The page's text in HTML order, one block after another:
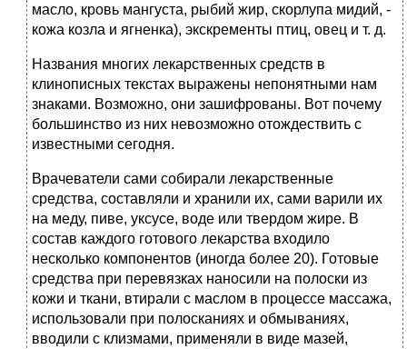
масло, кровь мангуста, рыбий жир, скорлупа мидий, -
кожа козла и ягненка), экскременты птиц, овец и т. д.
Названия многих лекарственных средств в
клинописных текстах выражены непонятными нам
знаками. Возможно, они зашифрованы. Вот почему
большинство из них невозможно отождествить с
известными сегодня.
Врачеватели сами собирали лекарственные
средства, составляли и хранили их, сами варили их
на меду, пиве, уксусе, воде или твердом жире. В
состав каждого готового лекарства входило
несколько компонентов (иногда более 20). Готовые
средства при перевязках наносили на полоски из
кожи и ткани, втирали с маслом в процессе массажа,
использовали при полосканиях и обмываниях,
вводили с клизмами, применяли в виде мазей,